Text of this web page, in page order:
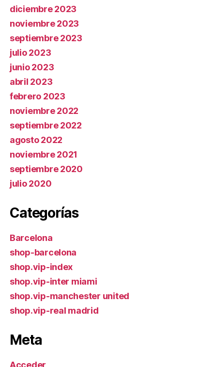
diciembre 2023
noviembre 2023
septiembre 2023
julio 2023
junio 2023
abril 2023
febrero 2023
noviembre 2022
septiembre 2022
agosto 2022
noviembre 2021
septiembre 2020
julio 2020
Categorías
Barcelona
shop-barcelona
shop.vip-index
shop.vip-inter miami
shop.vip-manchester united
shop.vip-real madrid
Meta
Acceder